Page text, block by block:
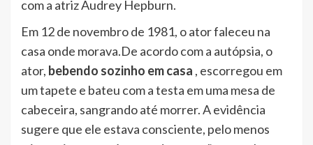
com a atriz Audrey Hepburn.
Em 12 de novembro de 1981, o ator faleceu na
casa onde morava.De acordo com a autópsia, o
ator, bebendo sozinho em casa , escorregou em
um tapete e bateu com a testa em uma mesa de
cabeceira, sangrando até morrer. A evidência
sugere que ele estava consciente, pelo menos